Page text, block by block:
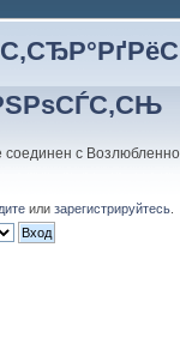
соединен с
или зарегистрируйтесь